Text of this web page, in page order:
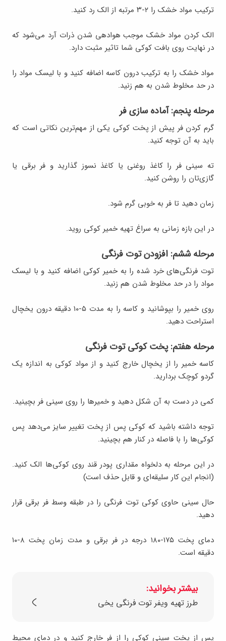
ترکیب مواد خشک را ۲-۳ مرتبه از الک رد کنید.
الک کردن مواد خشک موجب هوادهی شدن ذرات آرد می‌شود که
در نهایت روی بافت کوکی شما تاثیر مثبت دارد.
مواد خشک را به ترکیب درون کاسه اضافه کنید و با لیسک مواد را
در حد مخلوط شدن به هم زنید.
مرحله پنجم: آماده سازی فر
گرم کردن فر پیش از پخت کوکی یکی از مهم‌ترین نکاتی است که
باید به آن توجه کنید.
ته سینی فر را کاغذ روغنی یا کاغذ نسوز گذارید و فر برقی یا
گازی‌تان را روشن کنید.
زمان دهید تا فر به خوبی گرم شود.
در این بازه زمانی به سراغ تهیه خمیر کوکی روید.
مرحله ششم: افزودن توت فرنگی
توت فرنگی‌های خرد شده را به خمیر کوکی اضافه کنید و‌ با لیسک
مواد را در حد مخلوط شدن هم زنید.
روی خمیر را بپوشانید و کاسه را به مدت ۵-۱۰ دقیقه درون یخچال
استراحت دهید.
مرحله هفتم: پخت کوکی توت فرنگی
کاسه خمیر را از یخچال خارج کنید و از مواد کوکی به اندازه یک
گردو کوچک بردارید.
کمی در دست به آن شکل دهید و خمیر‌ها را روی سینی فر بچینید.
توجه داشته باشید که کوکی پس از پخت تغییر سایز می‌دهد پس
کوکی‌ها را با فاصله در کنار هم بچینید.
در این مرحله به دلخواه مقداری پودر قند روی کوکی‌ها الک کنید.
(انجام این کار سلیقه‌ای و قابل حذف است)
حال سینی حاوی کوکی توت فرنگی را در طبقه وسط فر برقی قرار
دهید.
دمای پخت ۱۷۵-۱۸۰ درجه در فر برقی و مدت زمان پخت ۸-۱۰
دقیقه است.
بیشتر بخوانید:
طرز تهیه ویفر توت فرنگی یخی
پس از پخت سینی کوکی را از فر خارج کنید و‌ در دمای محیط